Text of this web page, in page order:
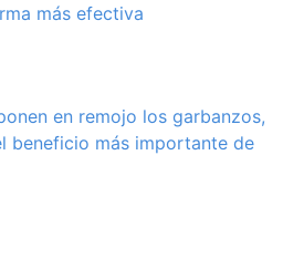
más efectiva
en remojo los garbanzos,
beneficio más importante de